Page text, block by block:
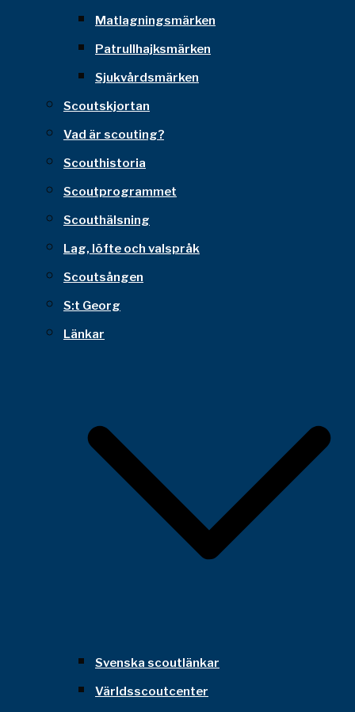
Matlagningsmärken
Patrullhajksmärken
Sjukvårdsmärken
Scoutskjortan
Vad är scouting?
Scouthistoria
Scoutprogrammet
Scouthälsning
Lag, löfte och valspråk
Scoutsången
S:t Georg
Länkar
Svenska scoutlänkar
Världsscoutcenter